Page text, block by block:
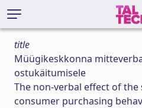
title
Müügikeskkonna
ostukäitumisele
The non-verbal effect of
consumer purchasing